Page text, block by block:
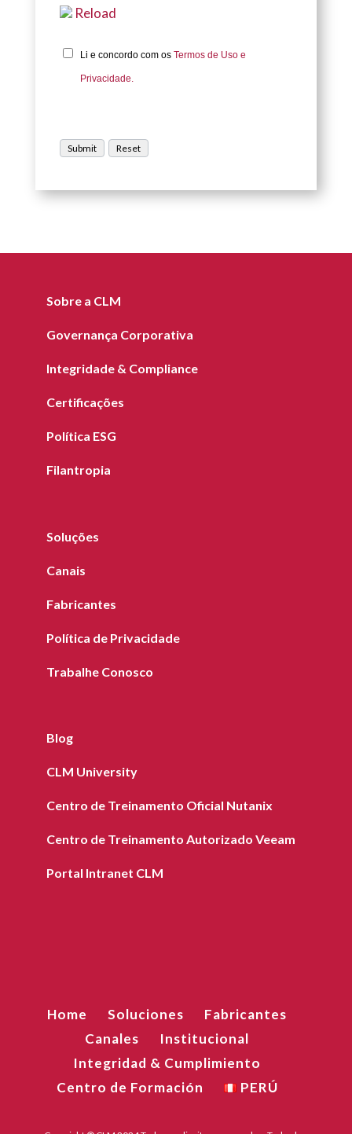
Reload
Li e concordo com os Termos de Uso e
Privacidade.
Sobre a CLM
Governança Corporativa
Integridade & Compliance
Certificações
Política ESG
Filantropia
Soluções
Canais
Fabricantes
Política de Privacidade
Trabalhe Conosco
Blog
CLM University
Centro de Treinamento Oficial Nutanix
Centro de Treinamento Autorizado Veeam
Portal Intranet CLM
Home Soluciones
Fabricantes
Canales
Institucional
Integridad & Cumplimiento
Centro de Formación
PERÚ